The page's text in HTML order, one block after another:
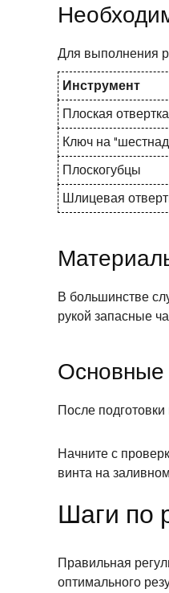
Для выполнения
Инструмент
Плоская отвертка
Ключ на
Плоскогубцы
Шлицевая
В большинстве
рукой запасные
Основные
После
Начните с
винта на
Шаги по
Правильная
оптимального